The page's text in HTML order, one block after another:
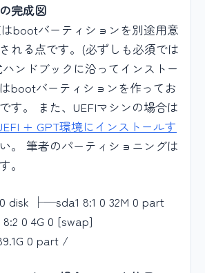
完成図
bootバーティションを別途用意
れる点です。(必ずしも必須では
ンドブックに沿ってインストー
bootバーティションを作ってお
す。 また、UEFIマシンの場合は
+ GPT環境にインストールす
。 筆者のパーティショニングは
。
disk ├─sda1 8:1 0 32M 0 part
0 4G 0 [swap]
0 part /